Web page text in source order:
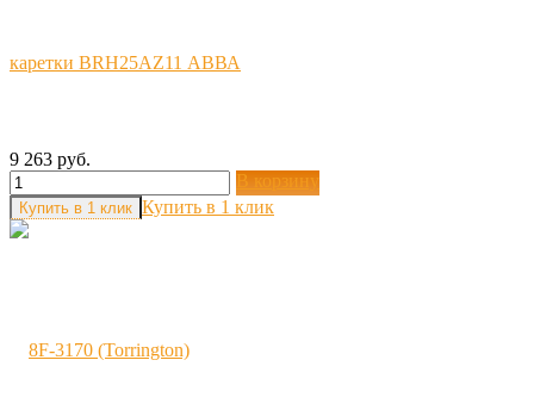
каретки BRH25AZ11 АВВА
9 263 руб.
В корзину
Купить в 1 клик